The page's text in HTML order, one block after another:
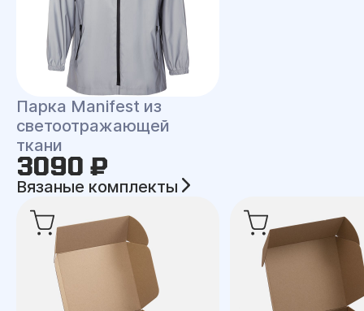
Парка Manifest из
светоотражающей
ткани
3090 ₽
Вязаные комплекты